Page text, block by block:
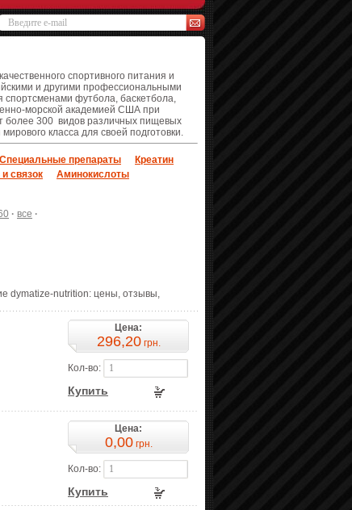
спортивного питания и
и другими профессиональными
спортсменами футбола, баскетбола,
морской академией США при
более 300 видов различных пищевых
класса для своей подготовки.
Специальные препараты
Креатин
связок
Аминокислоты
· все ·
dymatize-nutrition: цены, отзывы,
Цена:
296,20грн.
Кол-во:
Купить
Цена:
0,00грн.
Кол-во:
Купить